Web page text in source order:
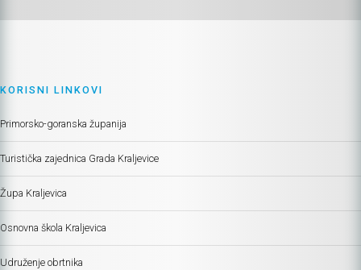
KORISNI LINKOVI
Primorsko-goranska županija
Turistička zajednica Grada Kraljevice
Župa Kraljevica
Osnovna škola Kraljevica
Udruženje obrtnika